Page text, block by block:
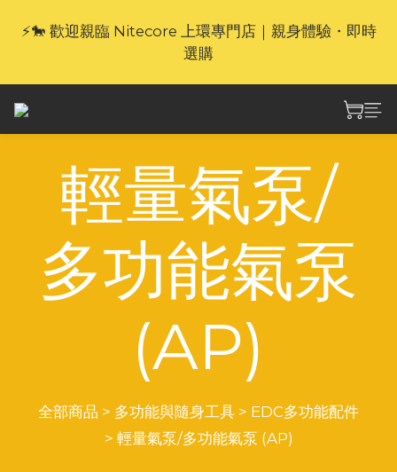
🎁官網限定｜享 6 重滿額禮（新品除外・贈品不享保
養服務）
⚡🐎 歡迎親臨 Nitecore 上環專門店｜親身體驗・即時
選購
🎁官網限定｜享 6 重滿額禮（新品除外・贈品不享保
養服務）
輕量氣泵/
多功能氣泵
(AP)
全部商品 > 多功能與隨身工具 > EDC多功能配件
> 輕量氣泵/多功能氣泵 (AP)